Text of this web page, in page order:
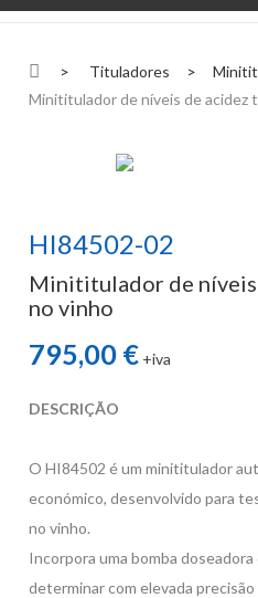
> Tituladores >
Minititulador de níveis de acidez
HI84502-02
Minititulador de
no vinho
795,00 € +iva
DESCRIÇÃO
O HI84502 é um minititulador
económico, desenvolvido para
no vinho.
Incorpora uma bomba
determinar com elevada